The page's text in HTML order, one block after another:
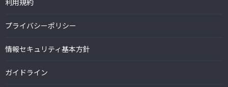
利用規約
プライバシーポリシー
情報セキュリティ基本方針
ガイドライン